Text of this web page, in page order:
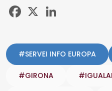
Facebook
#SERVEI INFO EUROPA
#GIRONA